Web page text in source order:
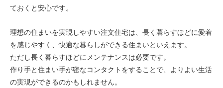
ておくと安心です。
理想の住まいを実現しやすい注文住宅は、長く暮らすほどに愛着
を感じやすく、快適な暮らしができる住まいといえます。
ただし長く暮らすほどにメンテナンスは必要です。
作り手と住まい手が密なコンタクトをすることで、よりよい生活
の実現ができるのかもしれません。